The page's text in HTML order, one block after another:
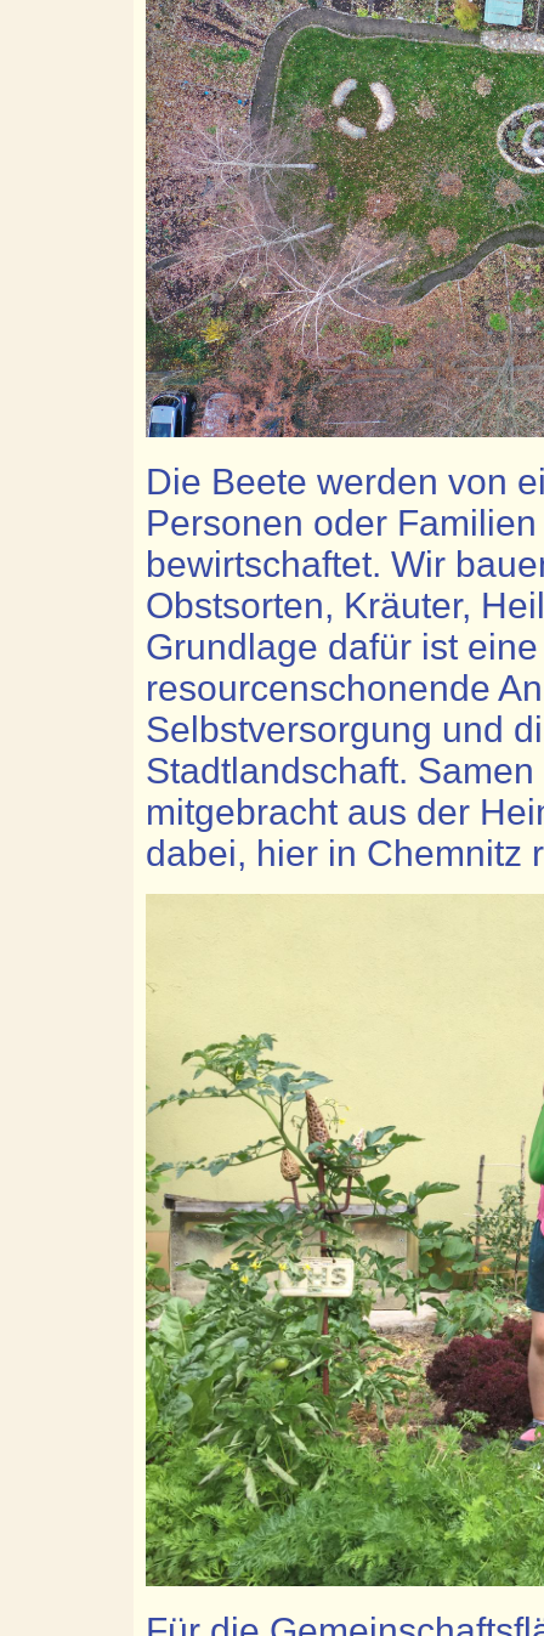
Die Beete werden von
Personen oder
bewirtschaftet. Wir
Obstsorten, Kräuter,
Grundlage dafür ist
resourcenschonende
Selbstversorgung und
Stadtlandschaft.
mitgebracht aus der
dabei, hier in Chemnitz